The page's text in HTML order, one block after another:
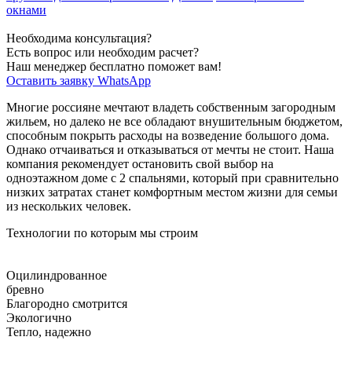
окнами
Необходима консультация?
Есть вопрос или необходим расчет?
Наш менеджер бесплатно поможет вам!
Оставить заявку WhatsApp
Многие россияне мечтают владеть собственным загородным
жильем, но далеко не все обладают внушительным бюджетом,
способным покрыть расходы на возведение большого дома.
Однако отчаиваться и отказываться от мечты не стоит. Наша
компания рекомендует остановить свой выбор на
одноэтажном доме с 2 спальнями, который при сравнительно
низких затратах станет комфортным местом жизни для семьи
из нескольких человек.
Технологии по которым мы строим
Оцилиндрованное
бревно
Благородно смотрится
Экологично
Тепло, надежно